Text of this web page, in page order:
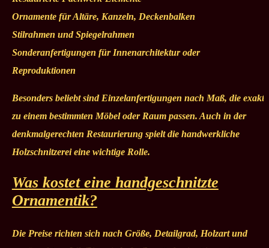
Ornamente für Altäre, Kanzeln, Deckenbalken
Stilrahmen und Spiegelrahmen
Sonderanfertigungen für Innenarchitektur oder
Reproduktionen
Besonders beliebt sind Einzelanfertigungen nach Maß, die exakt
zu einem bestimmten Möbel oder Raum passen. Auch in der
denkmalgerechten Restaurierung spielt die handwerkliche
Holzschnitzerei eine wichtige Rolle.
Was kostet eine handgeschnitzte
Ornamentik?
Die Preise richten sich nach Größe, Detailgrad, Holzart und